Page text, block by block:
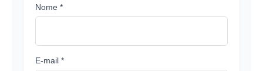
Nome *
E-mail *